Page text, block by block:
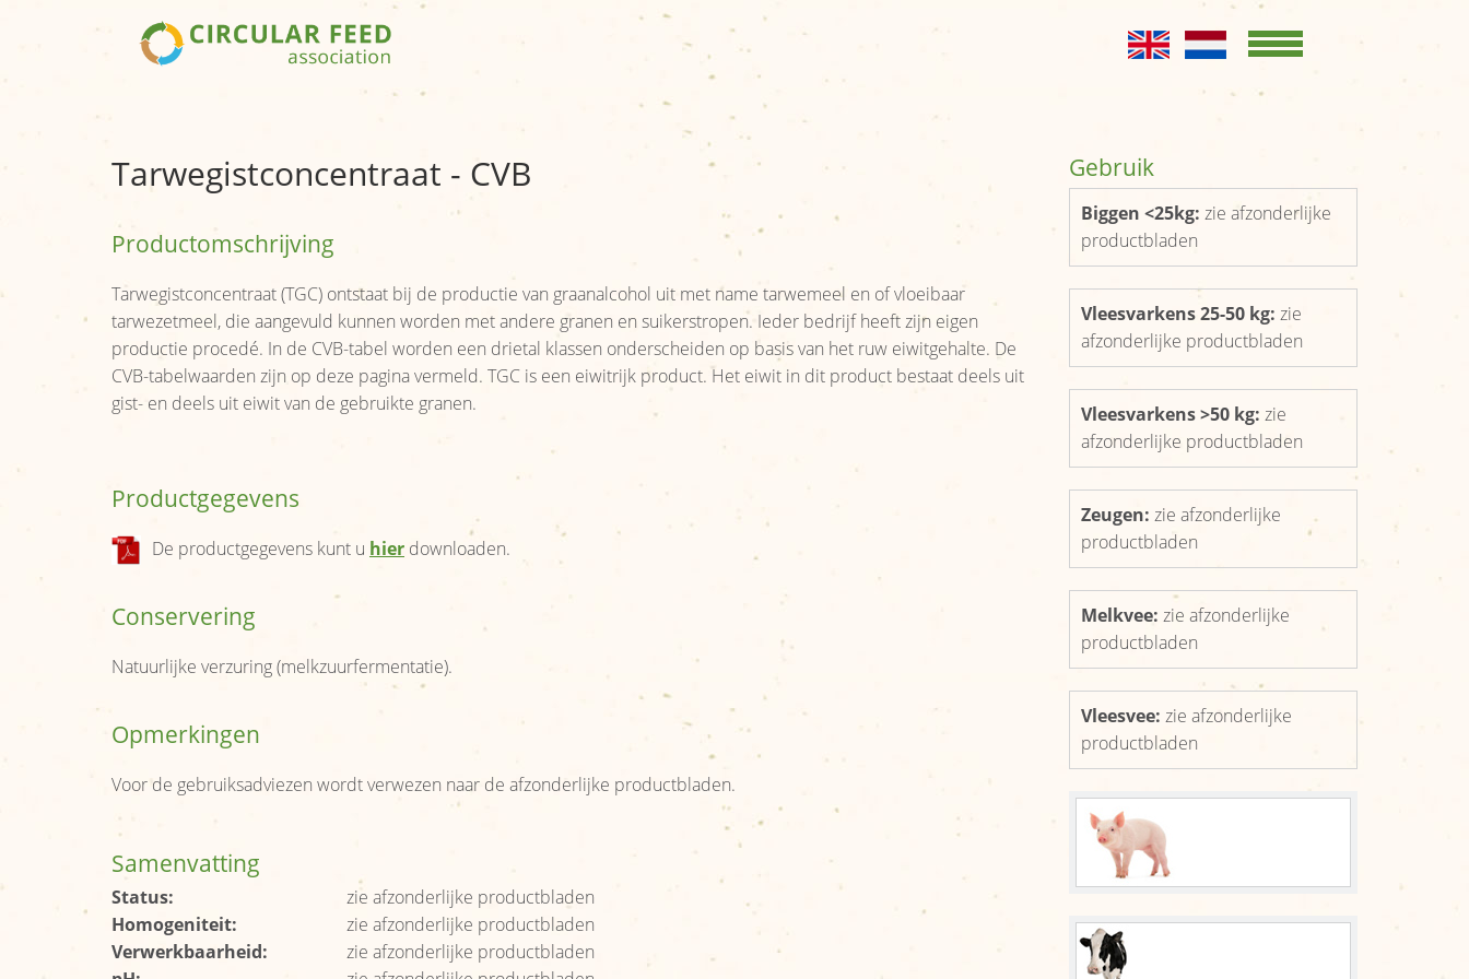
Home
conservering
Productgroepen
Productbladen
OVER ONS
Kernboodschap
Bestuur
Leden
Organisatie
Reikwijdte
Nieuws
Afzetcijfers
Nieuws
Links
Gebruik
Biggen <25kg: zie afzonderlijke
productbladen
Vleesvarkens 25-50 kg: zie
afzonderlijke productbladen
Vleesvarkens >50 kg: zie
afzonderlijke productbladen
Zeugen: zie afzonderlijke
productbladen
Melkvee: zie afzonderlijke
productbladen
Vleesvee: zie afzonderlijke
productbladen
Tarwegistconcentraat - CVB
Productomschrijving
Tarwegistconcentraat (TGC) ontstaat bij de productie van graanalcohol uit met name tarwemeel en of vloeibaar
tarwezetmeel, die aangevuld kunnen worden met andere granen en suikerstropen. Ieder bedrijf heeft zijn eigen
productie procedé. In de CVB-tabel worden een drietal klassen onderscheiden op basis van het ruw eiwitgehalte. De
CVB-tabelwaarden zijn op deze pagina vermeld. TGC is een eiwitrijk product. Het eiwit in dit product bestaat deels uit
gist- en deels uit eiwit van de gebruikte granen.
Productgegevens
De productgegevens kunt u hier downloaden.
Conservering
Natuurlijke verzuring (melkzuurfermentatie).
Opmerkingen
Voor de gebruiksadviezen wordt verwezen naar de afzonderlijke productbladen.
Samenvatting
Status:
zie afzonderlijke productbladen
Homogeniteit:
zie afzonderlijke productbladen
Verwerkbaarheid:
zie afzonderlijke productbladen